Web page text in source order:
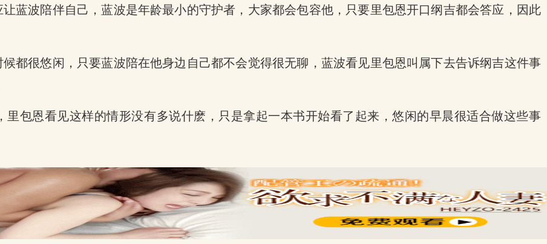
蓝波陪伴自己，蓝波是年龄最小的守护者，大家都会包容他，只要里包恩开口纲吉都会答应，因此
都很悠闲，只要蓝波陪在他身边自己都不会觉得很无聊，蓝波看见里包恩叫属下去告诉纲吉这件事
包恩看见这样的情形没有多说什麽，只是拿起一本书开始看了起来，悠闲的早晨很适合做这些事